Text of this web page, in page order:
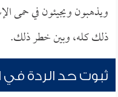
ويذهبون ويجيئون في حمى
ذلك كله، وبين خطر ذلك.
ثبوت حد الردة في